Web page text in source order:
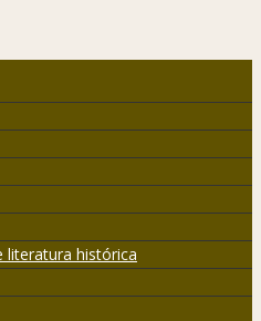
literatura histórica